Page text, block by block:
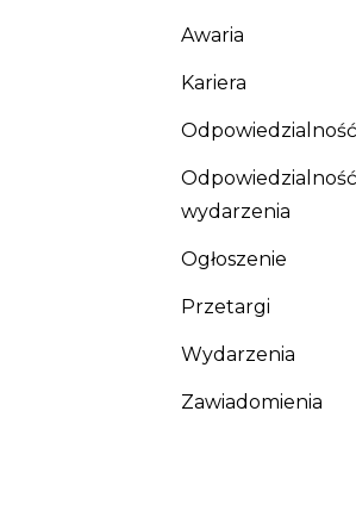
Awaria
Kariera
Odpowiedzialność
Odpowiedzialność
wydarzenia
Ogłoszenie
Przetargi
Wydarzenia
Zawiadomienia